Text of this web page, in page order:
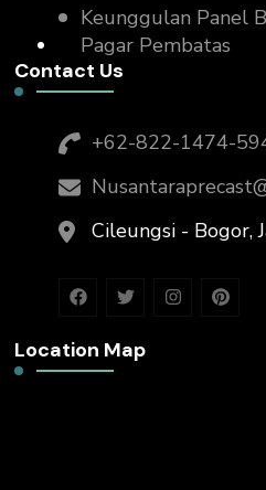
Keunggulan Panel
Pagar Pembatas
Contact Us
+62-822-1474-
Cileungsi - Bogor,
Location Map